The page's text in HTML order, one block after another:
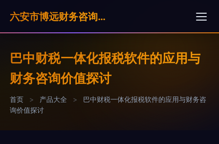
六安市博远财务咨询服务有限公司
巴中财税一体化报税软件的应用与
财务咨询价值探讨
首页 > 产品大全 >
巴中财税一体化报税软件的应用与财务咨
询价值探讨